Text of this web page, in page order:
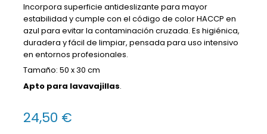
Incorpora superficie antideslizante para mayor
estabilidad y cumple con el código de color HACCP en
azul para evitar la contaminación cruzada. Es higiénica,
duradera y fácil de limpiar, pensada para uso intensivo
en entornos profesionales.
Tamaño: 50 x 30 cm
Apto para lavavajillas.
24,50 €